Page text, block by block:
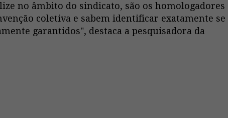
no âmbito do sindicato, são os homologadores
coletiva e sabem identificar exatamente se
garantidos", destaca a pesquisadora da